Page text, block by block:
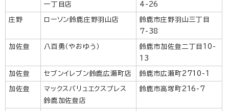
一丁目店
4-26
庄野 ローソン鈴鹿庄野羽山店
鈴鹿市庄野羽山三丁目
7-38
加佐登 八百勇（やおゆう）
鈴鹿市加佐登二丁目10-
13
加佐登 セブンイレブン鈴鹿広瀬町店 鈴鹿市広瀬町2710-1
加佐登
マックスバリュエクスプレス
鈴鹿加佐登店
鈴鹿市高塚町216-7